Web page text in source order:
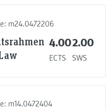
m24.0472206
4.00
ECTS
2.00
SWS
m14.0472404